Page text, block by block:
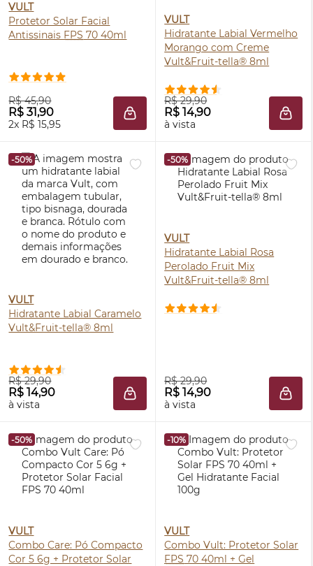
VULT
Protetor Solar Facial
Antissinais FPS 70 40ml
R$ 45,90
R$ 31,90
2x R$ 15,95 ADICIONAR À SACOLA
VULT
Hidratante Labial Vermelho
Morango com Creme
Vult&Fruit-tella® 8ml
R$ 29,90
R$ 14,90
à vista
-50%
VULT
Hidratante Labial Caramelo
Vult&Fruit-tella® 8ml
R$ 29,90
R$ 14,90
à vista ADICIONAR À SACOLA
-50%
VULT
Hidratante Labial Rosa
Perolado Fruit Mix
Vult&Fruit-tella® 8ml
R$ 29,90
R$ 14,90
à vista
-50%
VULT
Combo Care: Pó Compacto
Cor 5 6g + Protetor Solar
-10%
VULT
Combo Vult: Protetor Solar
FPS 70 40ml + Gel